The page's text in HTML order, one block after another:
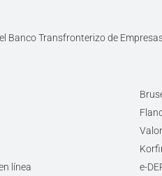
Banco Transfronterizo de
línea
e-